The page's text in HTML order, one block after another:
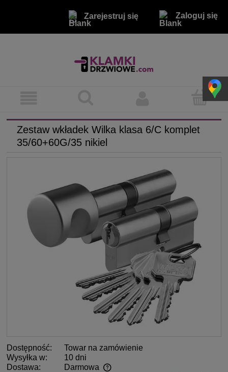
Zarejestruj się Zaloguj się
Zestaw wkładek Wilka klasa 6/C komplet
35/60+60G/35 nikiel
Dostępność:
Towar na zamówienie
Wysyłka w:
10 dni
Dostawa:
Darmowa